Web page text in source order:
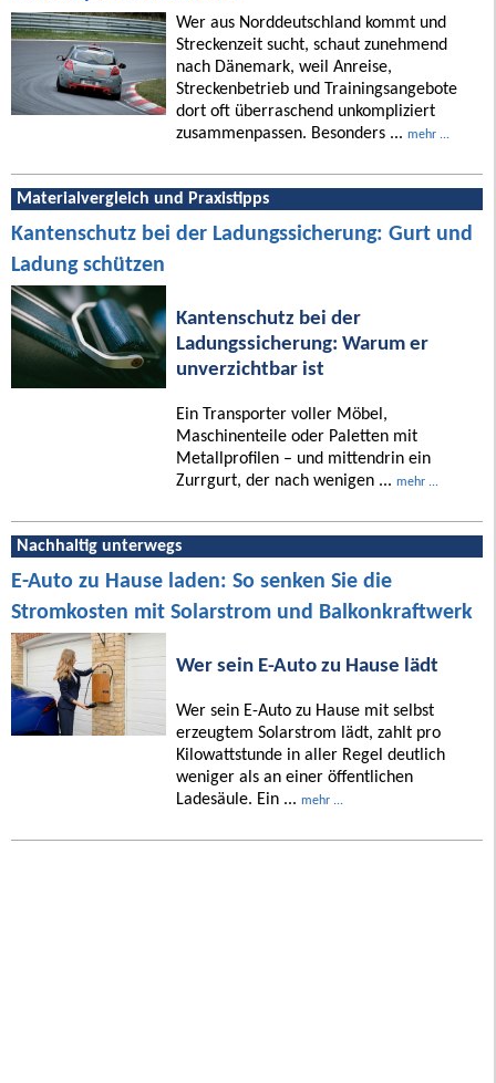
Wer aus Norddeutschland kommt und
Streckenzeit sucht, schaut zunehmend
nach Dänemark, weil Anreise,
Streckenbetrieb und Trainingsangebote
dort oft überraschend unkompliziert
zusammenpassen. Besonders ... mehr ...
Materialvergleich und Praxistipps
Kantenschutz bei der Ladungssicherung: Gurt und
Ladung schützen
Kantenschutz bei der
Ladungssicherung: Warum er
unverzichtbar ist
Ein Transporter voller Möbel,
Maschinenteile oder Paletten mit
Metallprofilen – und mittendrin ein
Zurrgurt, der nach wenigen ... mehr ...
Nachhaltig unterwegs
E-Auto zu Hause laden: So senken Sie die
Stromkosten mit Solarstrom und Balkonkraftwerk
Wer sein E-Auto zu Hause lädt
Wer sein E-Auto zu Hause mit selbst
erzeugtem Solarstrom lädt, zahlt pro
Kilowattstunde in aller Regel deutlich
weniger als an einer öffentlichen
Ladesäule. Ein ... mehr ...